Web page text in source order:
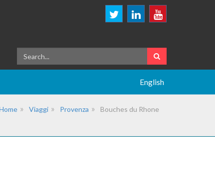
English
Viaggi Provenza Bouches du Rhone